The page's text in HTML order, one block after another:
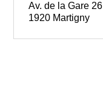
Av. de la Gare 26
1920 Martigny